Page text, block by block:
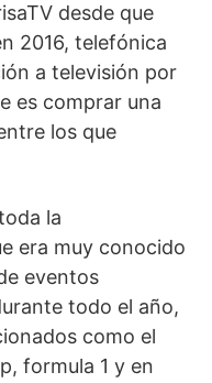
desde que
2016, telefónica
a televisión por
es comprar una
los que
la
era muy conocido
eventos
todo el año,
como el
formula 1 y en